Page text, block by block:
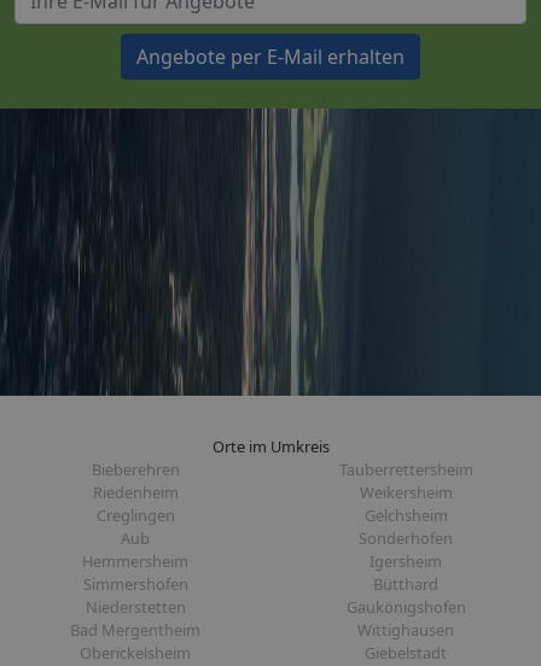
Angebote per E-Mail erhalten
Orte im Umkreis
Bieberehren
Tauberrettersheim
Riedenheim
Weikersheim
Creglingen
Gelchsheim
Aub
Sonderhofen
Hemmersheim
Igersheim
Simmershofen
Bütthard
Niederstetten
Gaukönigshofen
Bad Mergentheim
Wittighausen
Oberickelsheim
Giebelstadt